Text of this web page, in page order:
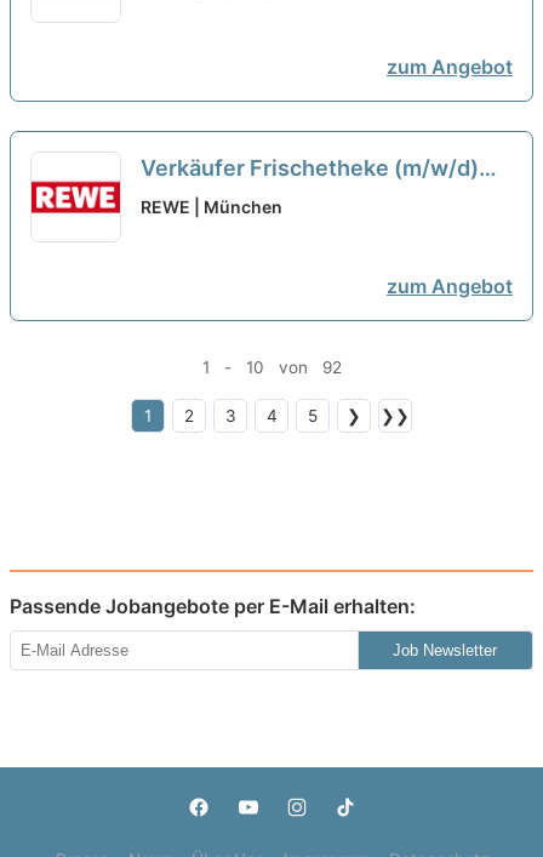
zum Angebot
Verkäufer Frischetheke (m/w/d)
neu
REWE | München
zum Angebot
1 - 10 von 92
1 2 3 4 5 ❯ ❯❯
Passende Jobangebote per E-Mail erhalten:
Job Newsletter